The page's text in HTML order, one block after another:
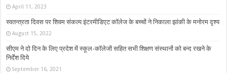
April 11, 2023
स्वतन्त्रता दिवस पर शिवम संकल्प इंटरमीडिएट कॉलेज के बच्चों ने निकाला झांकी के मनोरम दृश्य
August 15, 2022
सीएम ने दो दिन के लिए प्रदेश में स्कूल-कॉलेजों सहित सभी शिक्षण संस्थानों को बन्द रखने के
निर्देश दिये
September 16, 2021